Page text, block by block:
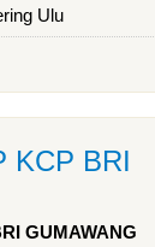
Ulu
KCP BRI
GUMAWANG